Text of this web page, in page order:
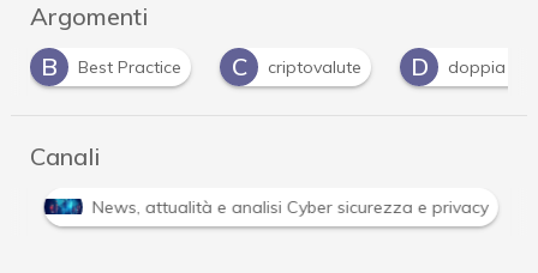
Argomenti
C
criptovalute D doppia autenticazione F
Canali
Attacchi hacker e Malware: le ultime news in tempo